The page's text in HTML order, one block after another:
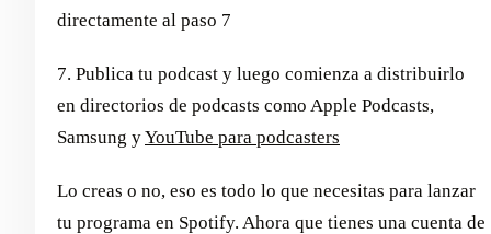
directamente al paso 7
7. Publica tu podcast y luego comienza a distribuirlo
en directorios de podcasts como Apple Podcasts,
Samsung yYouTube para podcasters
Lo creas o no, eso es todo lo que necesitas para lanzar
tu programa en Spotify. Ahora que tienes una cuenta de